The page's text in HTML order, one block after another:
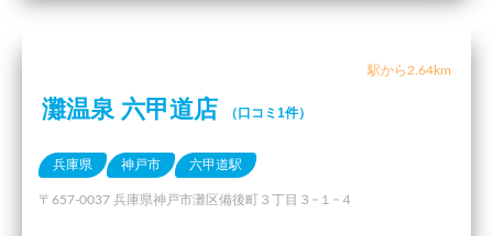
駅から2.64km
灘温泉 六甲道店 （口コミ1件）
兵庫県 神戸市 六甲道駅
〒657-0037 兵庫県神戸市灘区備後町３丁目３−１−４